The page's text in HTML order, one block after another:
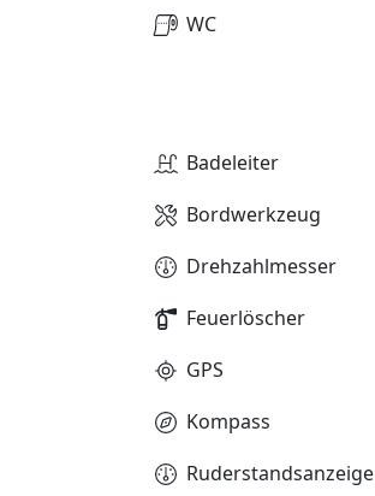
WC
Badeleiter
Bordwerkzeug
Drehzahlmesser
Feuerlöscher
GPS
Kompass
Ruderstandsanzeige